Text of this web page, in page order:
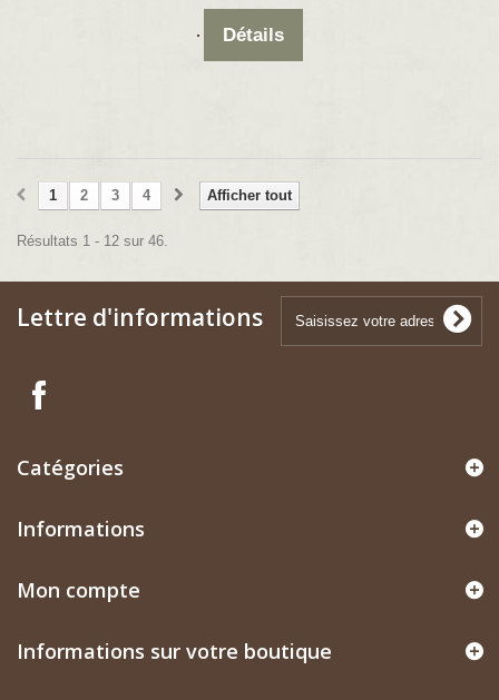
Détails
Afficher tout
1 2 3 4
Résultats 1 - 12 sur 46.
Lettre d'informations
Catégories
Informations
Mon compte
Informations sur votre boutique